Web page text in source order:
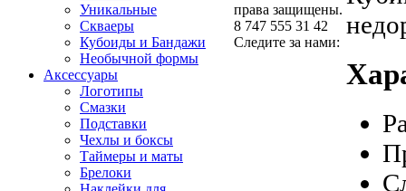
Уникальные
Скваеры
Кубоиды и Бандажи
Необычной формы
Аксессуары
Логотипы
Смазки
Подставки
Чехлы и боксы
Таймеры и маты
Брелоки
права защищены.
8 747 555 31 42
Следите за нами: